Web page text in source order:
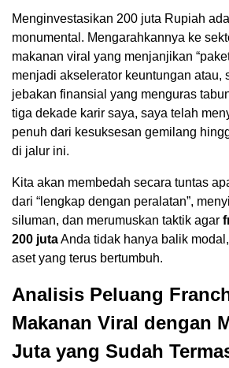
Menginvestasikan 200 juta Rupiah
monumental. Mengarahkannya ke
makanan viral yang menjanjikan
menjadi akselerator keuntungan atau,
jebakan finansial yang menguras
tiga dekade karir saya, saya telah
penuh dari kesuksesan gemilang
di jalur ini.
Kita akan membedah secara tuntas
dari “lengkap dengan peralatan”,
siluman, dan merumuskan taktik agar
200 jutaAnda tidak hanya balik
aset yang terus bertumbuh.
Analisis Peluang
Makanan Viral dengan
Juta yang Sudah